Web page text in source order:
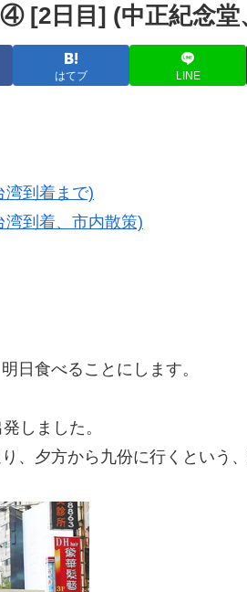
[2日目] (中正紀念堂
はてブ LINE
到着まで)
到着、市内散策)
日食べることにします。
しました。
、夕方から九份に行くという